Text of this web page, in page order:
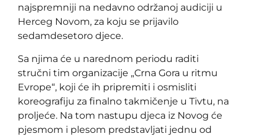
najspremniji na nedavno održanoj audiciji u
Herceg Novom, za koju se prijavilo
sedamdesetoro djece.
Sa njima će u narednom periodu raditi
stručni tim organizacije „Crna Gora u ritmu
Evrope“, koji će ih pripremiti i osmisliti
koreografiju za finalno takmičenje u Tivtu, na
proljeće. Na tom nastupu djeca iz Novog će
pjesmom i plesom predstavljati jednu od